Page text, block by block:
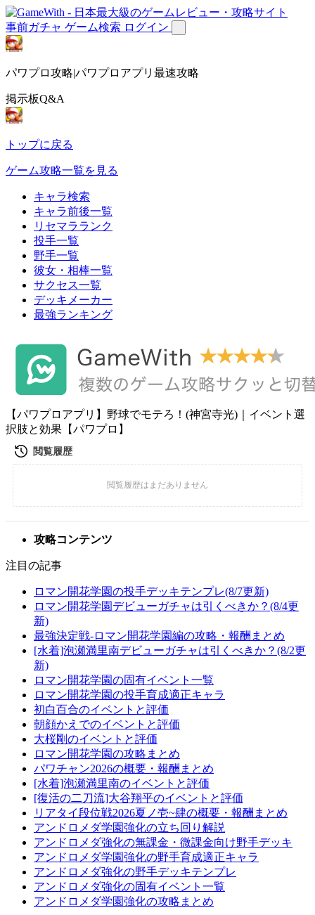
事前ガチャ ゲーム検索 ログイン
パワプロ攻略|パワプロアプリ最速攻略
掲示板Q&A
トップに戻る
ゲーム攻略一覧を見る
キャラ検索
キャラ前後一覧
リセマラランク
投手一覧
野手一覧
彼女・相棒一覧
サクセス一覧
デッキメーカー
最強ランキング
【パワプロアプリ】野球でモテろ！(神宮寺光)｜イベント選
択肢と効果【パワプロ】
攻略コンテンツ
注目の記事
ロマン開花学園の投手デッキテンプレ(8/7更新)
ロマン開花学園デビューガチャは引くべきか？(8/4更
新)
最強決定戦-ロマン開花学園編の攻略・報酬まとめ
[水着]泡瀬満里南デビューガチャは引くべきか？(8/2更
新)
ロマン開花学園の固有イベント一覧
ロマン開花学園の投手育成適正キャラ
初白百合のイベントと評価
朝顔かえでのイベントと評価
大桜剛のイベントと評価
ロマン開花学園の攻略まとめ
パワチャン2026の概要・報酬まとめ
[水着]泡瀬満里南のイベントと評価
[復活の二刀流]大谷翔平のイベントと評価
リアタイ段位戦2026夏ノ壱~肆の概要・報酬まとめ
アンドロメダ学園強化の立ち回り解説
アンドロメダ強化の無課金・微課金向け野手デッキ
アンドロメダ学園強化の野手育成適正キャラ
アンドロメダ強化の野手デッキテンプレ
アンドロメダ強化の固有イベント一覧
アンドロメダ学園強化の攻略まとめ